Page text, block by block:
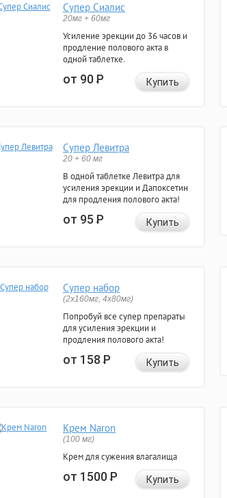
Супер Сиалис
20мг + 60мг
Усиление эрекции до 36 часов и
продление полового акта в
одной таблетке.
от 90Р Купить
Супер Левитра
20 + 60 мг
В одной таблетке Левитра для
усиления эрекции и Дапоксетин
для продления полового акта!
от 95Р Купить
Супер набор
(2х160мг, 4х80мг)
Попробуй все супер препараты
для усиления эрекции и
продления полового акта!
от 158Р Купить
Крем Naron
(100 мг)
Крем для сужения влагалища
от 1500Р Купить